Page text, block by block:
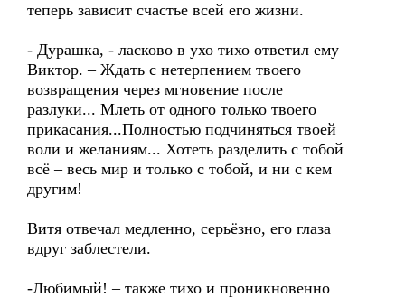
теперь зависит счастье всей его жизни.
- Дурашка, - ласково в ухо тихо ответил ему
Виктор. – Ждать с нетерпением твоего
возвращения через мгновение после
разлуки... Млеть от одного только твоего
прикасания...Полностью подчиняться твоей
воли и желаниям... Хотеть разделить с тобой
всё – весь мир и только с тобой, и ни с кем
другим!
Витя отвечал медленно, серьёзно, его глаза
вдруг заблестели.
-Любимый! – также тихо и проникновенно